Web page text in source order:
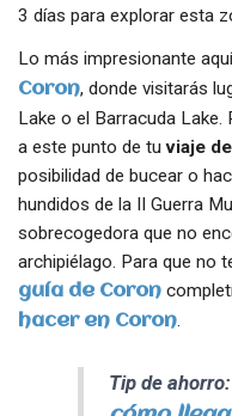
3 días para explorar esta
Lo más impresionante
Coron, donde visitarás
Lake o el Barracuda
a este punto de tuviaje
posibilidad de bucear o
hundidos de la II Guerra
sobrecogedora que no
archipiélago. Para que no
guía de Coron
hacer en Coron.
Tip de ahorro: